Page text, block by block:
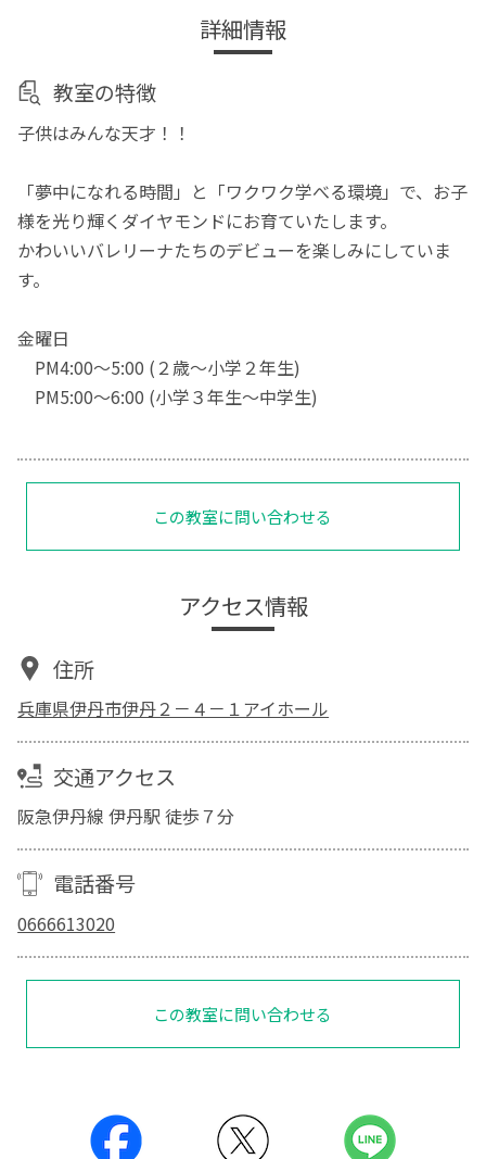
詳細情報
教室の特徴
子供はみんな天才！！
「夢中になれる時間」と「ワクワク学べる環境」で、お子
様を光り輝くダイヤモンドにお育ていたします。
かわいいバレリーナたちのデビューを楽しみにしていま
す。
金曜日
PM4:00～5:00 (２歳～小学２年生)
PM5:00～6:00 (小学３年生～中学生)
この教室に問い合わせる
アクセス情報
住所
兵庫県伊丹市伊丹２－４－１アイホール
交通アクセス
阪急伊丹線 伊丹駅 徒歩７分
電話番号
0666613020
この教室に問い合わせる